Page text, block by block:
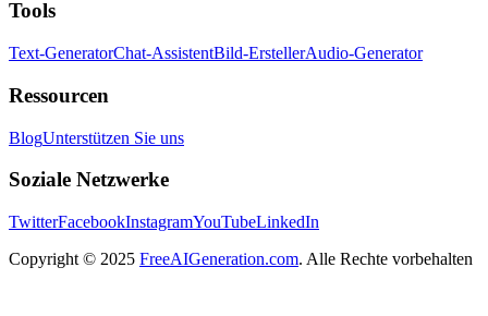
Tools
Text-GeneratorChat-AssistentBild-ErstellerAudio-Generator
Ressourcen
BlogUnterstützen Sie uns
Soziale Netzwerke
TwitterFacebookInstagramYouTubeLinkedIn
Copyright © 2025 FreeAIGeneration.com. Alle Rechte vorbehalten